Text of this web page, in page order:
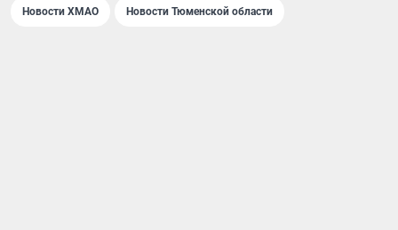
Новости ХМАО Новости Тюменской области